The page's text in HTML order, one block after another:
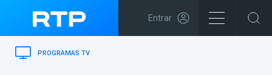
Entrar
PROGRAMAS TV